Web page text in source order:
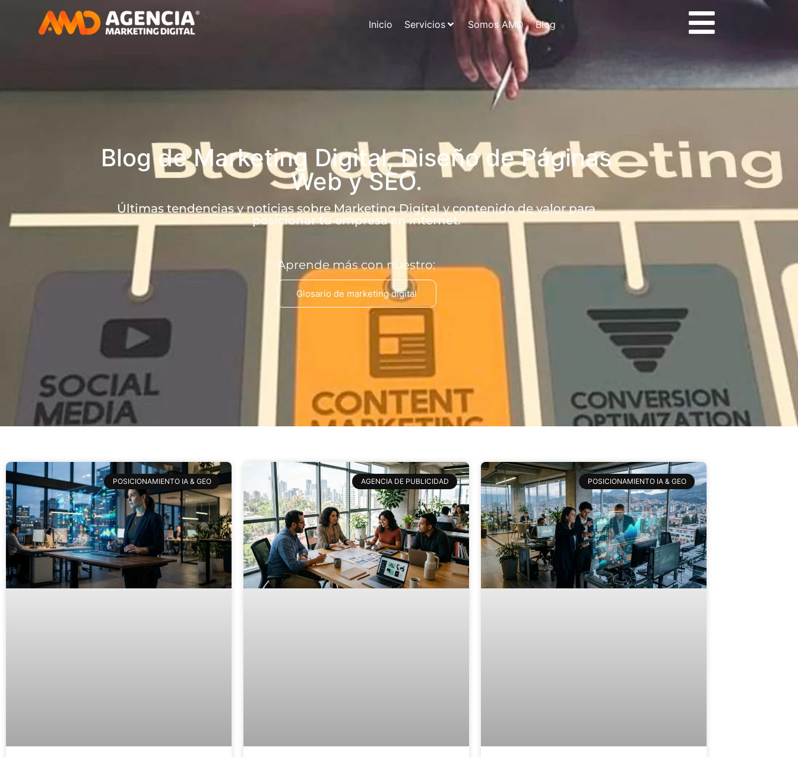
Inicio Servicios Somos AMD Blog
Blog de Marketing Digital, Diseño de Páginas
Web y SEO.
Últimas tendencias y noticias sobre Marketing Digital y contenido de valor para
posicionar tu empresa en internet.
Aprende más con nuestro:
Glosario de marketing digital
POSICIONAMIENTO IA & GEO AGENCIA DE PUBLICIDAD POSICIONAMIENTO IA & GEO